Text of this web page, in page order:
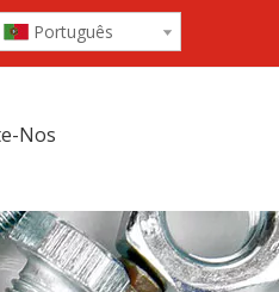
Português
Nos